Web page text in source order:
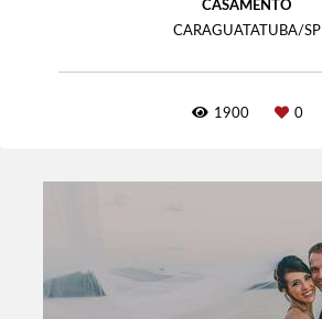
CASAMENTO
CARAGUATATUBA/SP
1900 0